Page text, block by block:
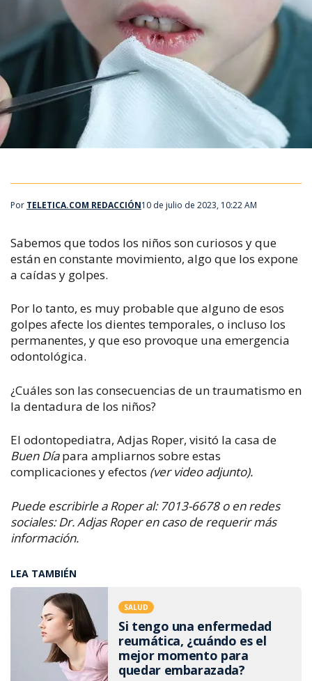
Por TELETICA.COM REDACCIÓN10 de julio de 2023, 10:22 AM
Sabemos que todos los niños son curiosos y que
están en constante movimiento, algo que los expone
a caídas y golpes.
Por lo tanto, es muy probable que alguno de esos
golpes afecte los dientes temporales, o incluso los
permanentes, y que eso provoque una emergencia
odontológica.
¿Cuáles son las consecuencias de un traumatismo en
la dentadura de los niños?
El odontopediatra, Adjas Roper, visitó la casa de
Buen Díapara ampliarnos sobre estas
complicaciones y efectos (ver video adjunto).
Puede escribirle a Roper al: 7013-6678 o en redes
sociales: Dr. Adjas Roper en caso de requerir más
información.
LEA TAMBIÉN
SALUD
Si tengo una enfermedad
reumática, ¿cuándo es el
mejor momento para
quedar embarazada?